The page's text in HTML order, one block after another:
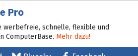
Pro
werbefreie, schnelle, flexible und
ComputerBase. Mehr dazu!